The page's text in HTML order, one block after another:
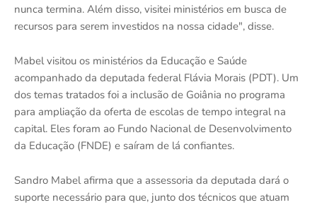
nunca termina. Além disso, visitei ministérios em busca de
recursos para serem investidos na nossa cidade", disse.
Mabel visitou os ministérios da Educação e Saúde
acompanhado da deputada federal Flávia Morais (PDT). Um
dos temas tratados foi a inclusão de Goiânia no programa
para ampliação da oferta de escolas de tempo integral na
capital. Eles foram ao Fundo Nacional de Desenvolvimento
da Educação (FNDE) e saíram de lá confiantes.
Sandro Mabel afirma que a assessoria da deputada dará o
suporte necessário para que, junto dos técnicos que atuam